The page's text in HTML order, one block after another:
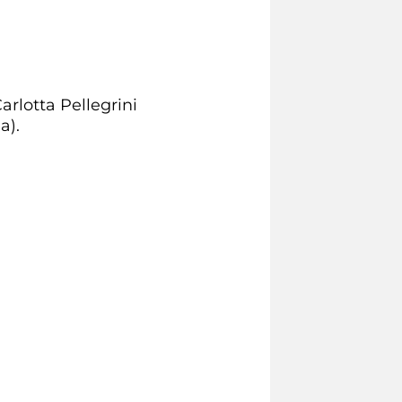
Pellegrini